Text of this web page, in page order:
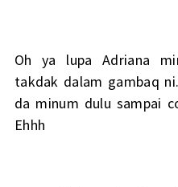
Oh ya lupa Adriana
takdak dalam gambaq
da minum dulu sampai
Ehhh